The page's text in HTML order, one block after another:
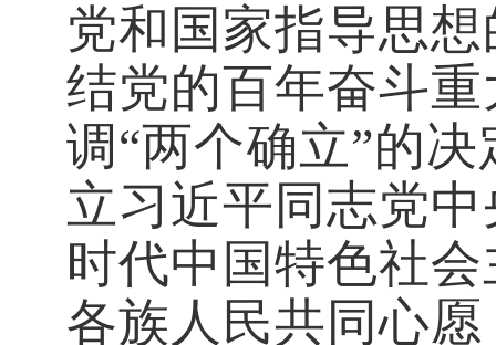
党和国家指导思
结党的百年奋斗
调“两个确立”的
立习近平同志党
时代中国特色社
各族人民共同心